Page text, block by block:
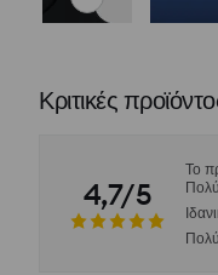
Κριτικές
4,7/5
Το